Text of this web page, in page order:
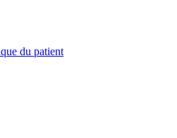
du patient